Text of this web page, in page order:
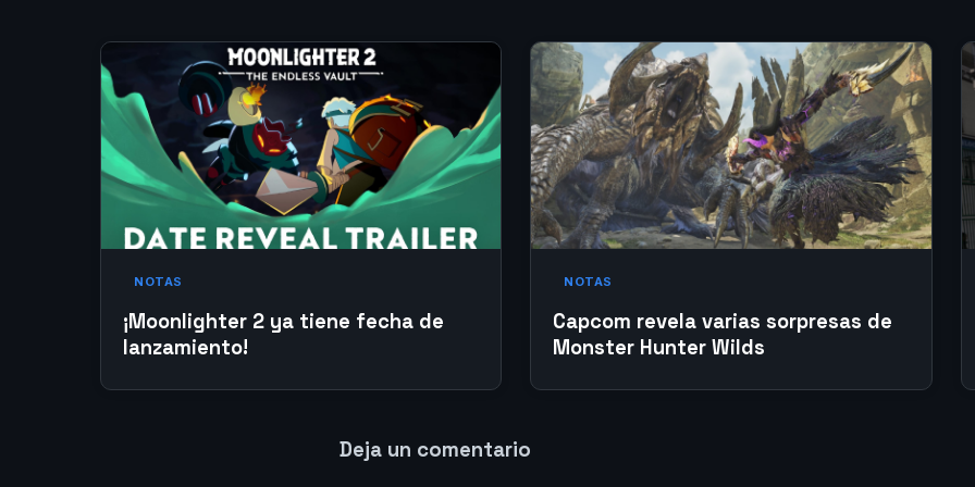
NOTAS
¡Moonlighter 2 ya tiene fecha de
lanzamiento!
NOTAS
Capcom revela varias sorpresas de
Monster Hunter Wilds
Deja un comentario